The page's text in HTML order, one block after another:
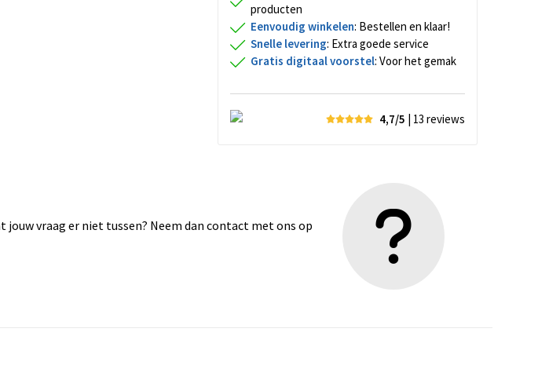
producten
Eenvoudig winkelen: Bestellen en klaar!
Snelle levering: Extra goede service
Gratis digitaal voorstel: Voor het gemak
4,7/5 | 13 reviews
vraag er niet tussen? Neem dan contact met ons op